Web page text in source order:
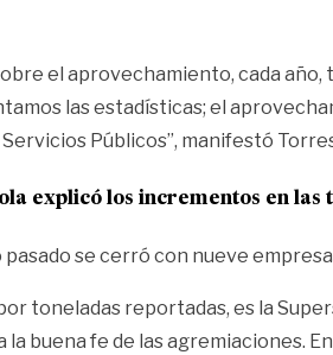
el aprovechamiento, cada
las estadísticas; el
Públicos”, manifestó
explicó los incrementos en las
se cerró con nueve
toneladas reportadas, es la
buena fe de las agremiaciones.